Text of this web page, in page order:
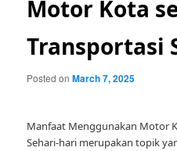
Motor Kota
Transportasi
Posted onMarch 7, 2025
Manfaat Menggunakan Motor
Sehari-hari merupakan topik